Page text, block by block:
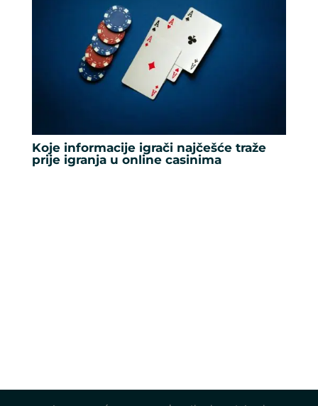
Koje informacije igrači najčešće traže
prije igranja u online casinima